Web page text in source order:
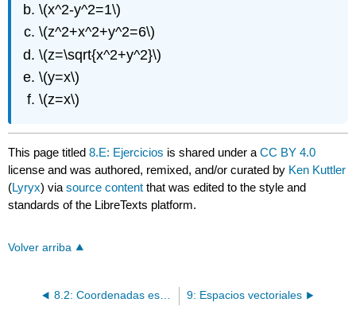
\(x^2-y^2=1\)
\(z^2+x^2+y^2=6\)
\(z=\sqrt{x^2+y^2}\)
\(y=x\)
\(z=x\)
This page titled8.E: Ejercicios is shared under aCC BY 4.0
license and was authored, remixed, and/or curated by Ken Kuttler
(Lyryx) viasource content that was edited to the style and
standards of the LibreTexts platform.
Volver arriba
8.2: Coordenadas esféricas y cilíndricas 9: Espacios vectoriales